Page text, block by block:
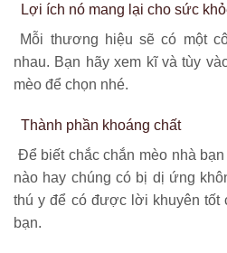
Lợi ích nó mang lại cho sức
Mỗi thương hiệu sẽ có một
nhau. Bạn hãy xem kĩ và tùy
mèo để chọn nhé.
Thành phần khoáng chất
Để biết chắc chắn mèo nhà
nào hay chúng có bị dị ứng
thú y để có được lời khuyên tốt
bạn.